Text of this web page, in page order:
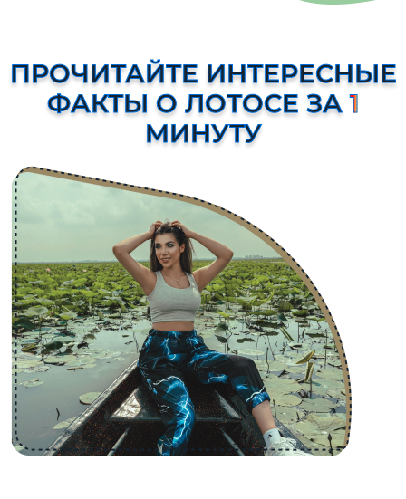
ПРОЧИТАЙТЕ ИНТЕРЕСНЫЕ
ФАКТЫ О ЛОТОСЕ ЗА1
МИНУТУ